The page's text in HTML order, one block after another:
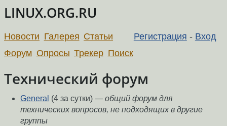
LINUX.ORG.RU
Регистрация - Вход
Новости Галерея Статьи
Форум Опросы Трекер Поиск
Технический форум
General (4 за сутки) — общий форум для
технических вопросов, не подходящих в другие
группы